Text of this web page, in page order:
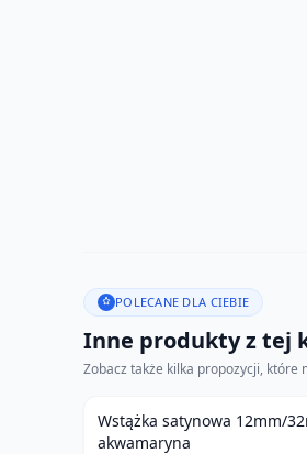
POLECANE DLA CIEBIE
Inne produkty z tej
Zobacz także kilka propozycji, które
Wstążka satynowa 12mm/
akwamaryna